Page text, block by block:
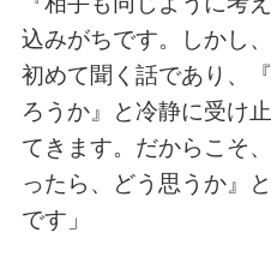
込みがちです。しかし
初めて聞く話であり、
ろうか』と冷静に受け
てきます。だからこそ
ったら、どう思うか』
です」